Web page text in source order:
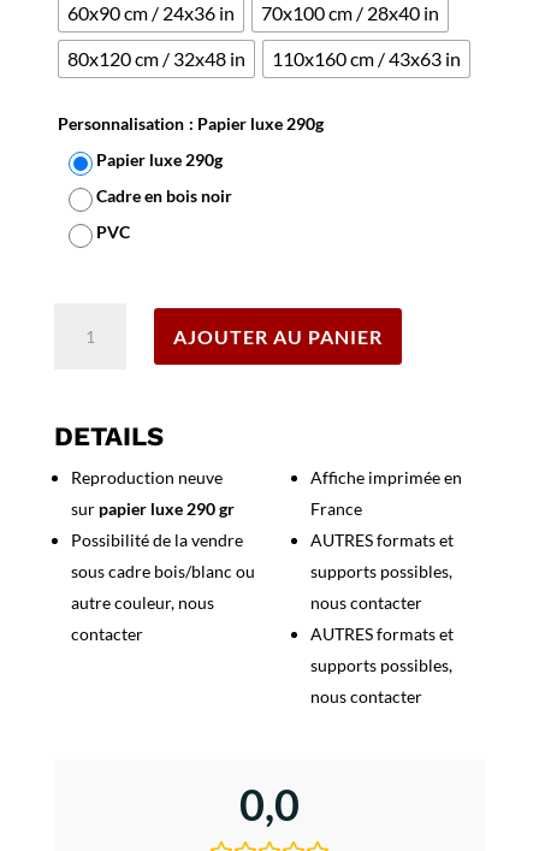
60x90 cm / 24x36 in
70x100 cm / 28x40 in
80x120 cm / 32x48 in
110x160 cm / 43x63 in
Personnalisation : Papier luxe 290g
Papier luxe 290g
Cadre en bois noir
PVC
-
Mont
Marsan
Fêtes
AJOUTER AU PANIER
DETAILS
Reproduction neuve
sur papier luxe 290 gr
Possibilité de la vendre
sous cadre bois/blanc ou
autre couleur, nous
contacter
Affiche imprimée en
France
AUTRES formats et
supports possibles,
nous contacter
AUTRES formats et
supports possibles,
nous contacter
0,0